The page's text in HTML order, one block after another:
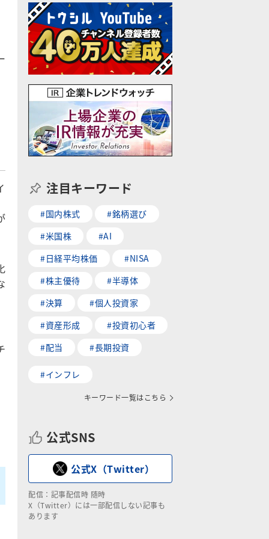
注目キーワード
#国内株式
#銘柄選び
#米国株
#AI
#日経平均株価
#NISA
#株主優待
#半導体
#決算
#個人投資家
#資産形成
#投資初心者
#配当
#長期投資
#インフレ
キーワード一覧はこちら
公式SNS
公式X（Twitter）
配信：記事配信時 随時
X（Twitter）には一部配信しない記事も
あります